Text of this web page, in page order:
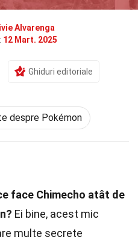
Alvarenga
12 Mart. 2025
Ghiduri editoriale
despre Pokémon
face Chimecho atât de
Ei bine, acest mic
multe secrete